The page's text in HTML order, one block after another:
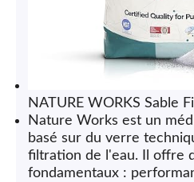
NATURE WORKS Sable
Nature Works est un
basé sur du verre
filtration de l'eau. Il offre
fondamentaux :